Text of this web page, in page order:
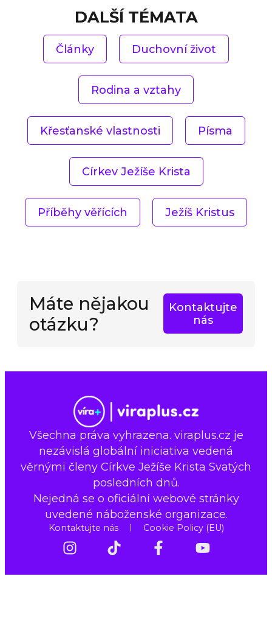
DALŠÍ TÉMATA
Články Duchovní život
Rodina a vztahy
Křesťanské vlastnosti Písma
Církev Ježíše Krista
Příběhy věřících Ježíš Kristus
Máte nějakou
otázku?
Kontaktujte
nás
Všechna práva vyhrazena. viraplus.cz je
nezávislá globální iniciativa vedená
věrnými členy Církve Ježíše Krista Svatých
posledních dnů.
Nejedná se o oficiální webové stránky
uvedené náboženské organizace.
Kontaktujte nás Cookie Policy (EU)